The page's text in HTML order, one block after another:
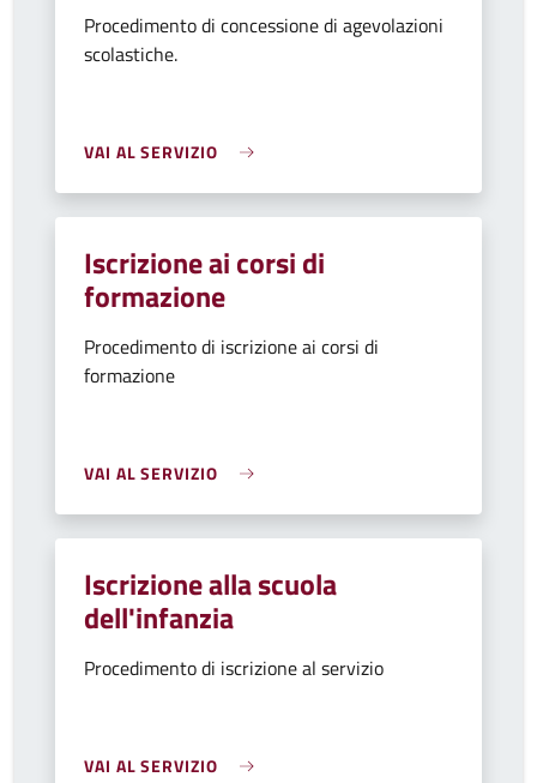
Procedimento di concessione di agevolazioni
scolastiche.
VAI AL SERVIZIO
Iscrizione ai corsi di
formazione
Procedimento di iscrizione ai corsi di
formazione
VAI AL SERVIZIO
Iscrizione alla scuola
dell'infanzia
Procedimento di iscrizione al servizio
VAI AL SERVIZIO